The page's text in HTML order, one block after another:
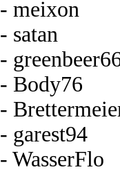
- meixon
- satan
-
- Body76
-
- garest94
- WasserFlo